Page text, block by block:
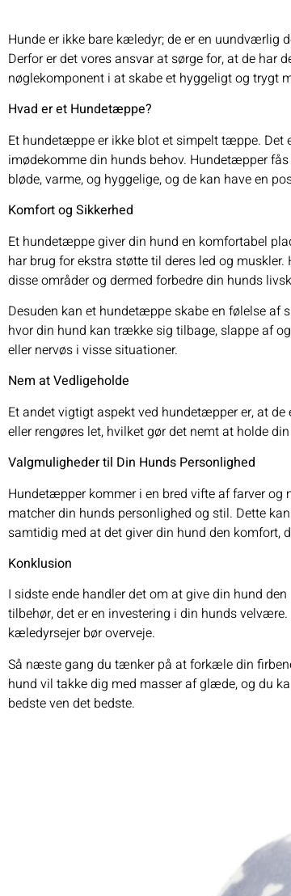
Hunde er ikke bare kæledyr; de er en uundværlig
Derfor er det vores ansvar at sørge for, at de
nøglekomponent i at skabe et hyggeligt og trygt
Hvad er et Hundetæppe?
Et hundetæppe er ikke blot et simpelt tæppe. Det
imødekomme din hunds behov. Hundetæpper
bløde, varme, og hyggelige, og de kan have en
Komfort og Sikkerhed
Et hundetæppe giver din hund en komfortabel
har brug for ekstra støtte til deres led og
disse områder og dermed forbedre din hunds
Desuden kan et hundetæppe skabe en følelse af
hvor din hund kan trække sig tilbage, slappe af
eller nervøs i visse situationer.
Nem at Vedligeholde
Et andet vigtigt aspekt ved hundetæpper er, at
eller rengøres let, hvilket gør det nemt at holde
Valgmuligheder til Din Hunds Personlighed
Hundetæpper kommer i en bred vifte af farver
matcher din hunds personlighed og stil. Dette
samtidig med at det giver din hund den komfort,
Konklusion
I sidste ende handler det om at give din hund
tilbehør, det er en investering i din hunds
kæledyrsejer bør overveje.
Så næste gang du tænker på at forkæle din
hund vil takke dig med masser af glæde, og du
bedste ven det bedste.